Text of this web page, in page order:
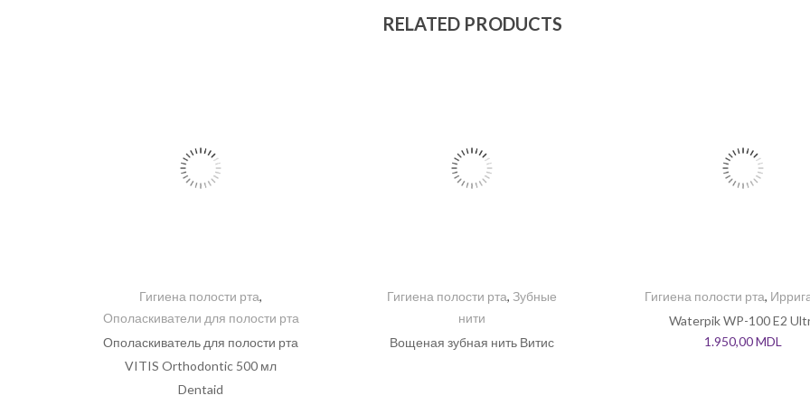
RELATED PRODUCTS
Гигиена полости рта,
Ополаскиватели для полости рта
Ополаскиватель для полости рта
VITIS Orthodontic 500 мл
Dentaid
Гигиена полости рта, Зубные
нити
Вощеная зубная нить Витис
Гигиена полости рта,
Waterpik WP-100 E2
1.950,00MDL